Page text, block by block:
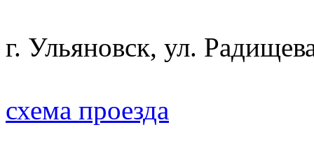
г. Ульяновск, ул.
схема проезда